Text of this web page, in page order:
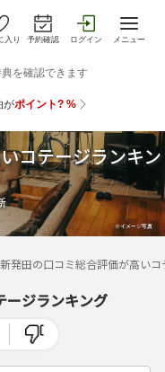
入り 予約確認 ログイン メニュー
コテージランキン
新発田の口コミ総合評価が高い
ージランキング